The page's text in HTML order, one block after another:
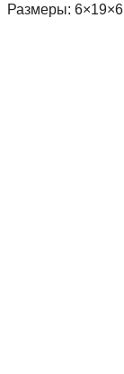
Размеры: 6×19×6